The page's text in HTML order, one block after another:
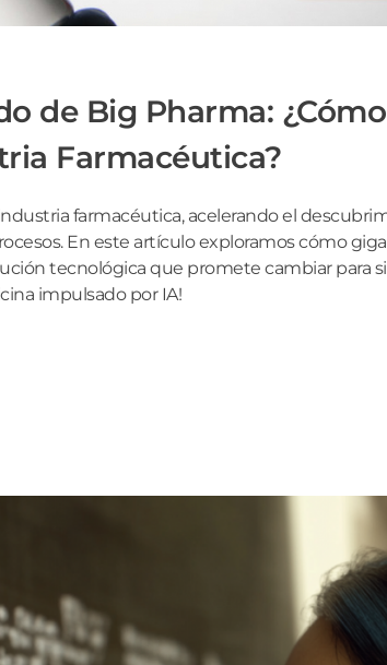
de Big Pharma:
Farmacéutica?
farmacéutica, acelerando el
En este artículo exploramos cómo
tecnológica que promete cambiar para
impulsado por IA!